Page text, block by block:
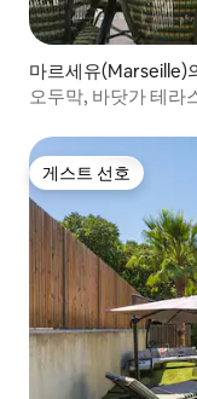
마르세유(Marseille)
오두막, 바닷가 테라
게스트 선호
게스트 선호